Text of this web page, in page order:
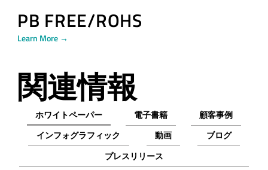
PB FREE/ROHS
Learn More →
関連情報
ホワイトペーパー 電子書籍
顧客事例
インフォグラフィック
動画
ブログ
プレスリリース